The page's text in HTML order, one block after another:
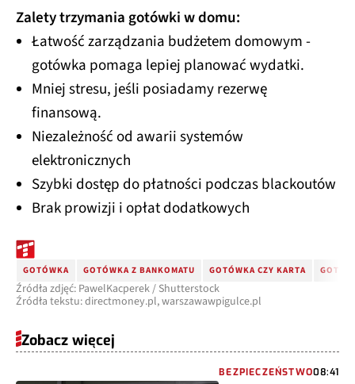
Zalety trzymania gotówki w domu:
Łatwość zarządzania budżetem domowym -
gotówka pomaga lepiej planować wydatki.
Mniej stresu, jeśli posiadamy rezerwę
finansową.
Niezależność od awarii systemów
elektronicznych
Szybki dostęp do płatności podczas blackoutów
Brak prowizji i opłat dodatkowych
GOTÓWKA GOTÓWKA Z BANKOMATU GOTÓWKA CZY KARTA
Źródła zdjęć: PawelKacperek / Shutterstock
Źródła tekstu: directmoney.pl, warszawawpigulce.pl
Zobacz więcej
BEZPIECZEŃSTWO08:41